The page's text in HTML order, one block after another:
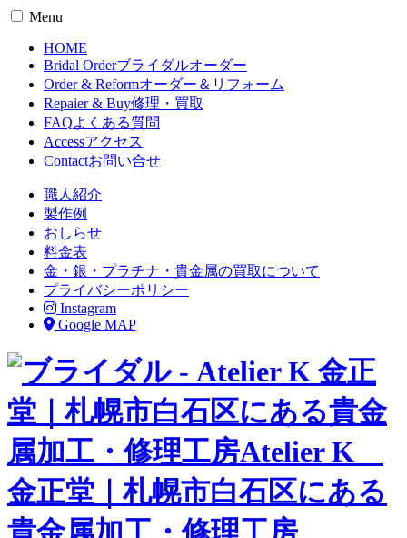
Menu
HOME
Bridal Orderブライダルオーダー
Order & Reformオーダー＆リフォーム
Repaier & Buy修理・買取
FAQよくある質問
Accessアクセス
Contactお問い合せ
職人紹介
製作例
おしらせ
料金表
金・銀・プラチナ・貴金属の買取について
プライバシーポリシー
Instagram
Google MAP